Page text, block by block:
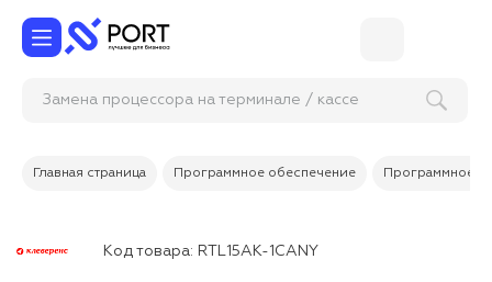
Замена процессора на терминале / кассе
Главная страница Программное обеспечение Программное
Код товара: RTL15AK-1CANY